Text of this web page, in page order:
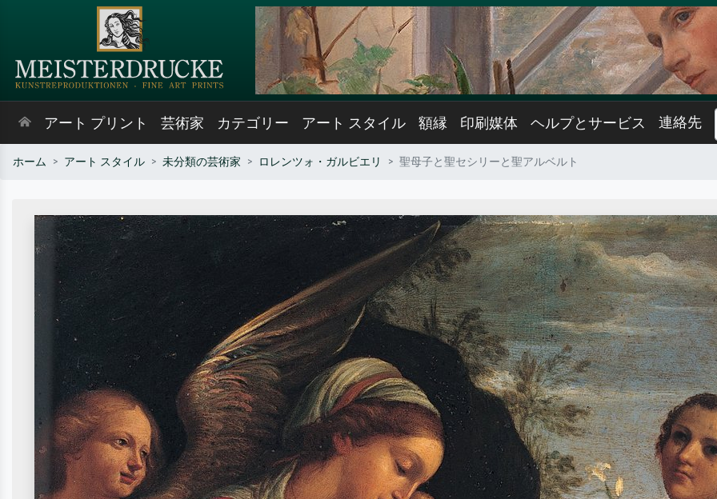
アート プリント 芸術家 カテゴリー アート スタイル 額縁 印刷媒体 ヘルプとサービス 連絡先
ホーム アート スタイル 未分類の芸術家 ロレンツォ・ガルビエリ 聖母子と聖セシリーと聖アルベルト